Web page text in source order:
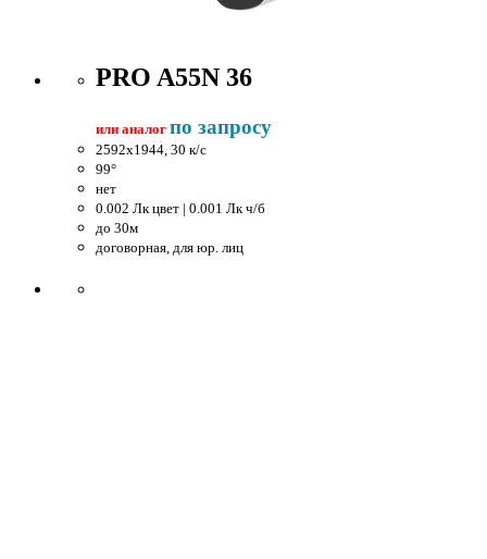
PRO A55N 36
или аналог по запросу
2592x1944, 30 к/c
99°
нет
0.002 Лк цвет | 0.001 Лк ч/б
до 30м
договорная, для юр. лиц